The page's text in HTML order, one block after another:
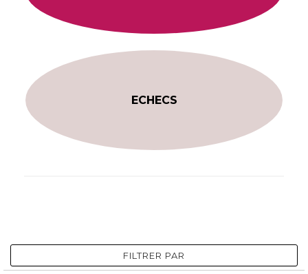
ECHECS
FILTRER PAR